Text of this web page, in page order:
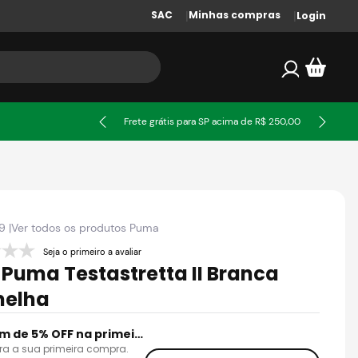
SAC Minhas compras Login
Frete grátis para SP acima de R$ 250,00
|Ver todos os produtos Puma
Seja o primeiro a avaliar
Testastretta II Branca
Cupom de 5% OFF na primeira compra
a sua primeira compra.